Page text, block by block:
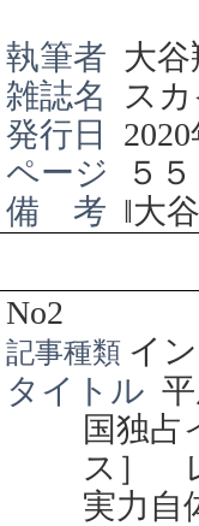
執筆者 大
雑誌名
ス
発行日
2020
ページ
５
備 考 ‖大
No2
記事種類 イ
タイトル
国独
ス］
実力自